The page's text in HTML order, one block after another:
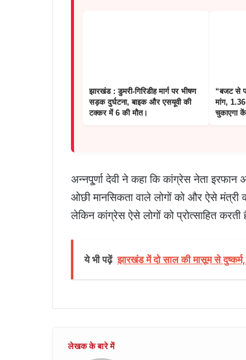
झारखंड : डुमरी-गिरिडीह मार्ग पर भीषण
सड़क दुर्घटना, बाइक और एसयूवी की
टक्कर में 6 की मौत।
“बजट से
मांग,
चुकाएगा
अन्नपू्र्णा देवी ने कहा कि कांग्रेस नेता इरफान
ओछी मानसिकता वाले लोगों को और ऐसे मंत्री
लेकिन कांग्रेस ऐसे लोगों को प्रोत्साहित करती
ये भी पढ़ें झारखंड में दो साल की मासूम से दुष्कर्म,